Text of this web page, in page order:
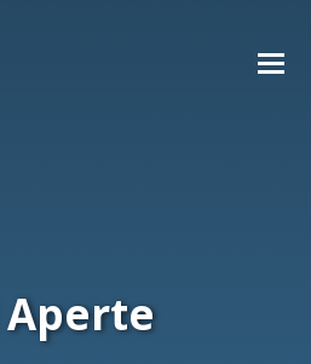
Aperte